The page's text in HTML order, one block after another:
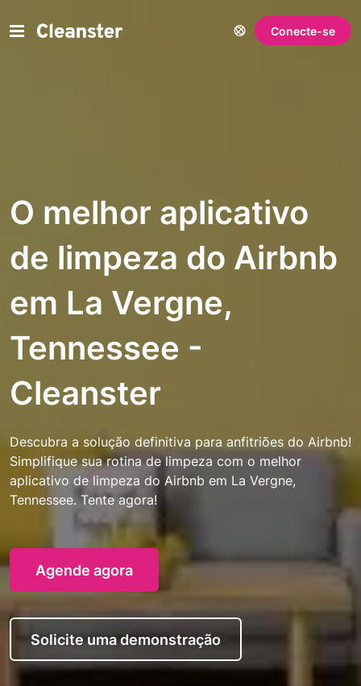
Conecte-se
O melhor aplicativo
de limpeza do Airbnb
em La Vergne,
Tennessee -
Cleanster
Descubra a solução definitiva para anfitriões do Airbnb!
Simplifique sua rotina de limpeza com o melhor
aplicativo de limpeza do Airbnb em La Vergne,
Tennessee. Tente agora!
Agende agora
Solicite uma demonstração